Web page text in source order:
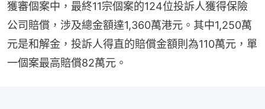
獲審個案中，最終11宗個案的124位投訴人獲得保險
公司賠償，涉及總金額達1,360萬港元。其中1,250萬
元是和解金，投訴人得直的賠償金額則為110萬元，單
一個案最高賠償82萬元。